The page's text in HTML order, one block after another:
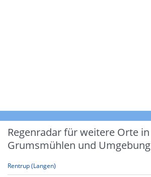
Regenradar für weitere Orte in
Grumsmühlen und Umgebung
Rentrup (Langen)